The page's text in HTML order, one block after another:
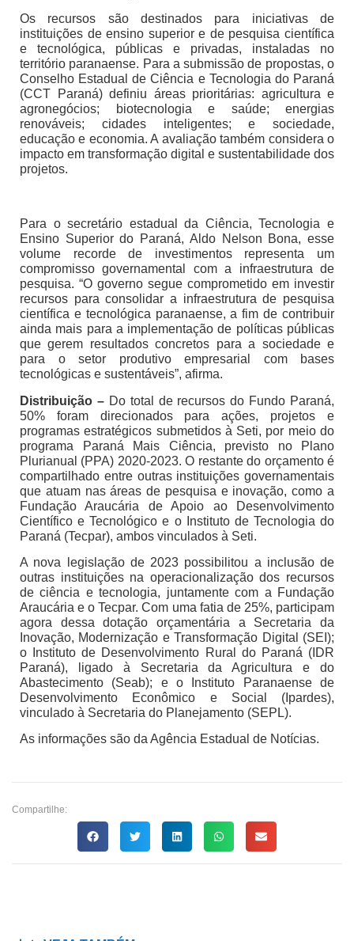
Os recursos são destinados para iniciativas de
instituições de ensino superior e de pesquisa científica
e tecnológica, públicas e privadas, instaladas no
território paranaense. Para a submissão de propostas, o
Conselho Estadual de Ciência e Tecnologia do Paraná
(CCT Paraná) definiu áreas prioritárias: agricultura e
agronegócios; biotecnologia e saúde; energias
renováveis; cidades inteligentes; e sociedade,
educação e economia. A avaliação também considera o
impacto em transformação digital e sustentabilidade dos
projetos.
Para o secretário estadual da Ciência, Tecnologia e
Ensino Superior do Paraná, Aldo Nelson Bona, esse
volume recorde de investimentos representa um
compromisso governamental com a infraestrutura de
pesquisa. “O governo segue comprometido em investir
recursos para consolidar a infraestrutura de pesquisa
científica e tecnológica paranaense, a fim de contribuir
ainda mais para a implementação de políticas públicas
que gerem resultados concretos para a sociedade e
para o setor produtivo empresarial com bases
tecnológicas e sustentáveis”, afirma.
Distribuição –Do total de recursos do Fundo Paraná,
50% foram direcionados para ações, projetos e
programas estratégicos submetidos à Seti, por meio do
programa Paraná Mais Ciência, previsto no Plano
Plurianual (PPA) 2020-2023. O restante do orçamento é
compartilhado entre outras instituições governamentais
que atuam nas áreas de pesquisa e inovação, como a
Fundação Araucária de Apoio ao Desenvolvimento
Científico e Tecnológico e o Instituto de Tecnologia do
Paraná (Tecpar), ambos vinculados à Seti.
A nova legislação de 2023 possibilitou a inclusão de
outras instituições na operacionalização dos recursos
de ciência e tecnologia, juntamente com a Fundação
Araucária e o Tecpar. Com uma fatia de 25%, participam
agora dessa dotação orçamentária a Secretaria da
Inovação, Modernização e Transformação Digital (SEI);
o Instituto de Desenvolvimento Rural do Paraná (IDR
Paraná), ligado à Secretaria da Agricultura e do
Abastecimento (Seab); e o Instituto Paranaense de
Desenvolvimento Econômico e Social (Ipardes),
vinculado à Secretaria do Planejamento (SEPL).
As informações são da Agência Estadual de Notícias.
Compartilhe: